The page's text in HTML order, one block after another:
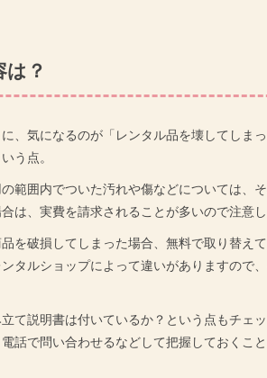
は？
、気になるのが「レンタル品を壊してしまっ
う点。
範囲内でついた汚れや傷などについては、
は、実費を請求されることが多いので注意し
を破損してしまった場合、無料で取り替え
タルショップによって違いがありますので
て説明書は付いているか？という点もチェ
話で問い合わせるなどして把握しておくこと